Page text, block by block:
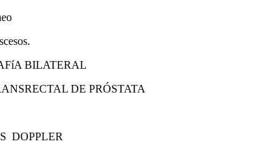
BILATERAL
DE PRÓSTATA
DOPPLER